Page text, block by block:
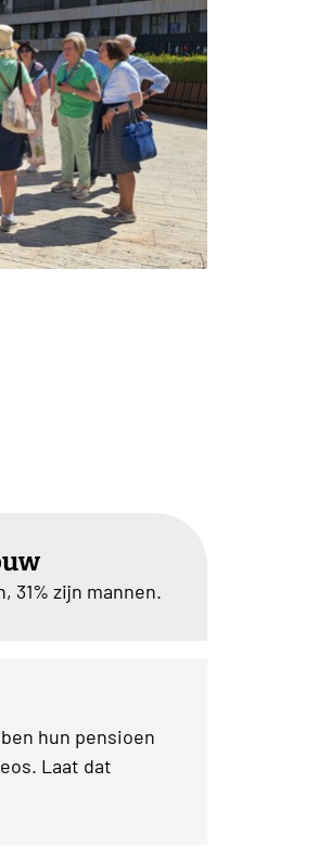
31% zijn mannen.
hun pensioen
Laat dat